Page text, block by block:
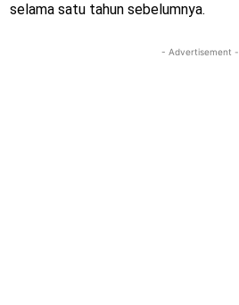
selama satu tahun sebelumnya.
- Advertisement -